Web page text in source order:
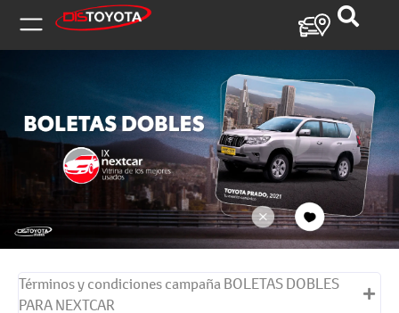
Inicio / Promociones y campañas/ BOLETAS
DOBLES PARA NEXTCAR
Términos y condiciones campaña BOLETAS DOBLES
PARA NEXTCAR